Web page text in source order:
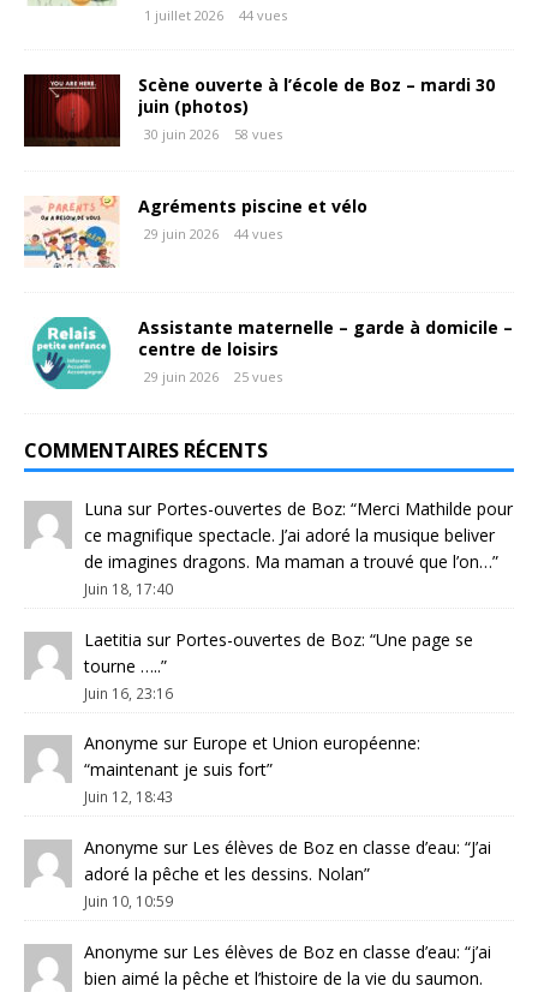
1 juillet 2026 44 vues
Scène ouverte à l’école de Boz – mardi 30
juin (photos)
30 juin 2026 58 vues
Agréments piscine et vélo
29 juin 2026 44 vues
Assistante maternelle – garde à domicile –
centre de loisirs
29 juin 2026 25 vues
COMMENTAIRES RÉCENTS
Luna sur Portes-ouvertes de Boz: “Merci Mathilde pour
ce magnifique spectacle. J’ai adoré la musique beliver
de imagines dragons. Ma maman a trouvé que l’on…”
Juin 18, 17:40
Laetitia sur Portes-ouvertes de Boz: “Une page se
tourne …..”
Juin 16, 23:16
Anonyme sur Europe et Union européenne:
“maintenant je suis fort”
Juin 12, 18:43
Anonyme sur Les élèves de Boz en classe d’eau: “J’ai
adoré la pêche et les dessins. Nolan”
Juin 10, 10:59
Anonyme sur Les élèves de Boz en classe d’eau: “j’ai
bien aimé la pêche et l’histoire de la vie du saumon.